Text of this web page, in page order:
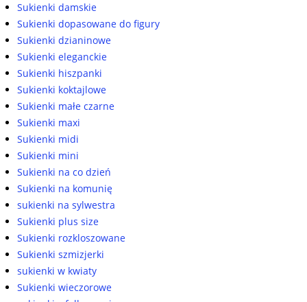
Sukienki damskie
Sukienki dopasowane do figury
Sukienki dzianinowe
Sukienki eleganckie
Sukienki hiszpanki
Sukienki koktajlowe
Sukienki małe czarne
Sukienki maxi
Sukienki midi
Sukienki mini
Sukienki na co dzień
Sukienki na komunię
sukienki na sylwestra
Sukienki plus size
Sukienki rozkloszowane
Sukienki szmizjerki
sukienki w kwiaty
Sukienki wieczorowe